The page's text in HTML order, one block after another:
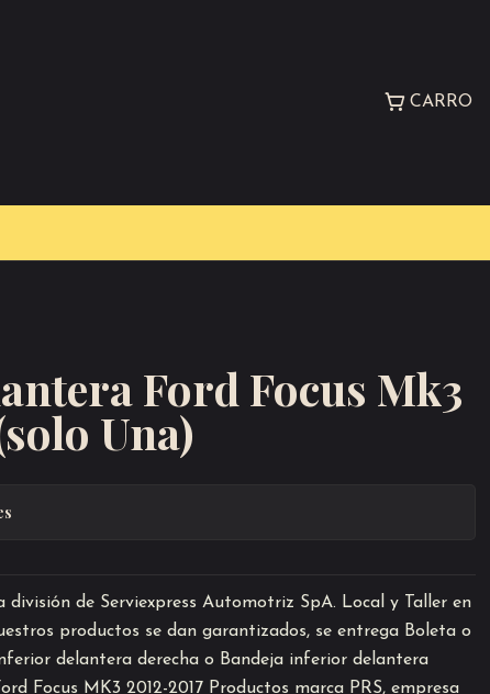
CARRO
Ford Focus Mk3
Una)
división de Serviexpress Automotriz SpA. Local y Taller en
productos se dan garantizados, se entrega Boleta o
delantera derecha o Bandeja inferior delantera
Focus MK3 2012-2017 Productos marca PRS, empresa